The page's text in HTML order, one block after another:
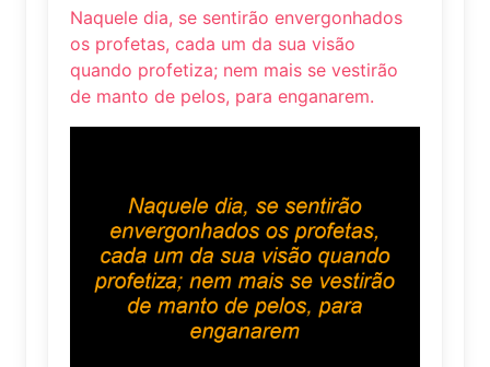
Naquele dia, se sentirão envergonhados
os profetas, cada um da sua visão
quando profetiza; nem mais se vestirão
de manto de pelos, para enganarem.